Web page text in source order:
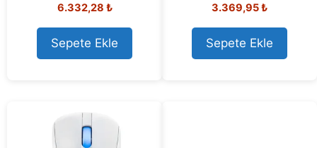
o
t
o
f
5
6.332,28 ₺
Sepete Ekle
0
u
t
o
f
3.369,95₺
Sepete Ekle